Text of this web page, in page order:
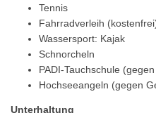
Tennis
Fahrradverleih
Wassersport: Kajak
Schnorcheln
PADI-Tauchschule
Hochseeangeln (gegen
Unterhaltung